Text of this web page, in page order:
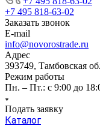
+7 495 818-63-02
Заказать звонок
E-mail
info@novorostrade.ru
Адрес
393749, Тамбовская
Режим работы
Пн. – Пт.: с 9:00 до
Подать заявку
Каталог